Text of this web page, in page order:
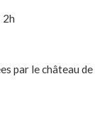
2h
par le château de